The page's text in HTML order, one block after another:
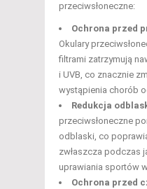
przeciwsłoneczne:
Ochrona przed
Okulary
filtrami zatrzymują
i UVB, co znacznie
wystąpienia chorób
Redukcja
przeciwsłoneczne
odblaski, co
zwłaszcza podczas
uprawiania sportów
Ochrona przed